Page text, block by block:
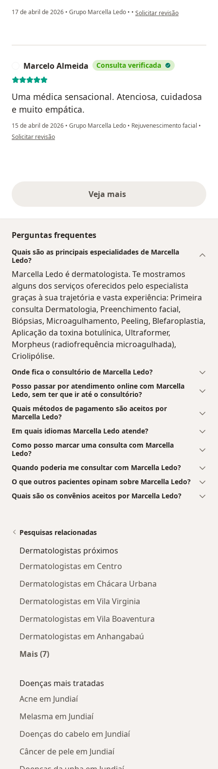
17 de abril de 2026 • Grupo Marcella Ledo • • na opinião do utilizador
Solicitar revisão
Marcelo Almeida Consulta verificada
Uma médica sensacional. Atenciosa, cuidadosa
e muito empática.
15 de abril de 2026 • Grupo Marcella Ledo • Rejuvenescimento facial •
na opinião do utilizador Marcelo Almeida
Solicitar revisão
Veja maisopiniões acima
Perguntas frequentes
Quais são as principais especialidades de Marcella
Ledo?
Marcella Ledo é dermatologista. Te mostramos
alguns dos serviços oferecidos pelo especialista
graças à sua trajetória e vasta experiência: Primeira
consulta Dermatologia, Preenchimento facial,
Biópsias, Microagulhamento, Peeling, Blefaroplastia,
Aplicação da toxina botulínica, Ultraformer,
Morpheus (radiofrequência microagulhada),
Criolipólise.
Onde fica o consultório de Marcella Ledo?
Posso passar por atendimento online com Marcella
Ledo, sem ter que ir até o consultório?
Quais métodos de pagamento são aceitos por
Marcella Ledo?
Em quais idiomas Marcella Ledo atende?
Como posso marcar uma consulta com Marcella
Ledo?
Quando poderia me consultar com Marcella Ledo?
O que outros pacientes opinam sobre Marcella Ledo?
Quais são os convênios aceitos por Marcella Ledo?
Pesquisas relacionadas
Dermatologistas próximos
Dermatologistas em Centro
Dermatologistas em Chácara Urbana
Dermatologistas em Vila Virginia
Dermatologistas em Vila Boaventura
Dermatologistas em Anhangabaú
Mais (7)
Doenças mais tratadas
Acne em Jundiaí
Melasma em Jundiaí
Doenças do cabelo em Jundiaí
Câncer de pele em Jundiaí